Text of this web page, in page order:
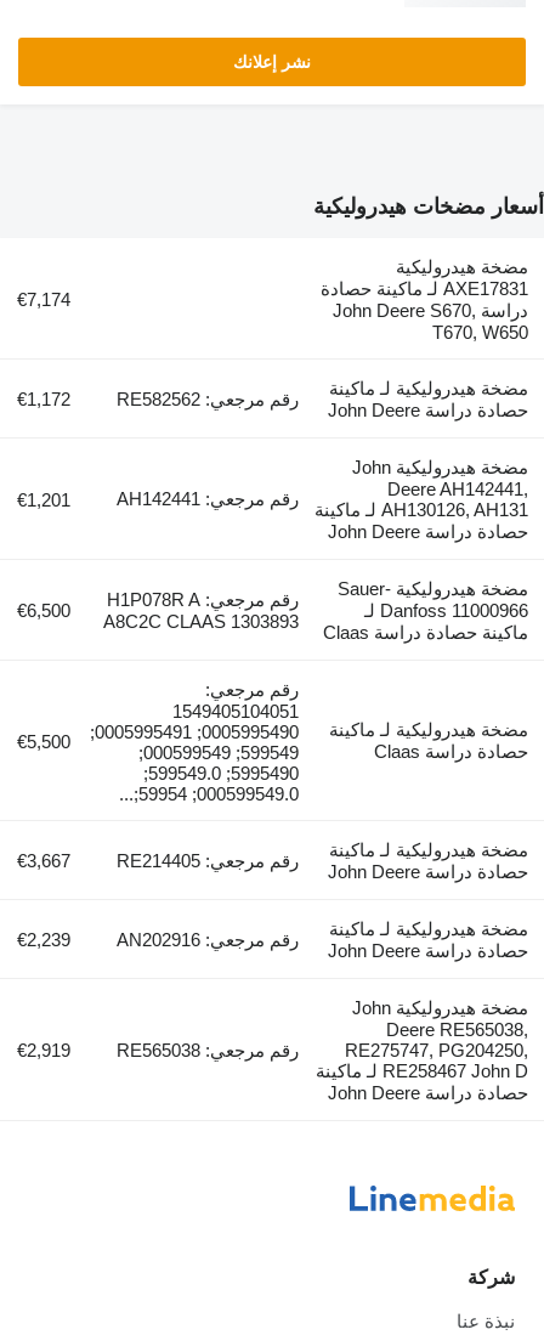
نشر إعلانك
أسعار مضخات هيدروليكية
مضخة هيدروليكية
AXE17831 لـ ماكينة حصادة
دراسة John Deere S670,
T670, W650
€7,174
مضخة هيدروليكية لـ ماكينة
حصادة دراسة John Deere
رقم مرجعي: RE582562 €1,172
مضخة هيدروليكية John
Deere AH142441,
AH130126, AH131 لـ ماكينة
حصادة دراسة John Deere
رقم مرجعي: AH142441 €1,201
مضخة هيدروليكية Sauer-
Danfoss 11000966 لـ
ماكينة حصادة دراسة Claas
رقم مرجعي: H1P078R A
A8C2C CLAAS 1303893
€6,500
مضخة هيدروليكية لـ ماكينة
حصادة دراسة Claas
رقم مرجعي:
1549405104051
0005995490; 0005995491;
599549; 000599549;
5995490; 599549.0;
000599549.0; 59954;...
€5,500
مضخة هيدروليكية لـ ماكينة
حصادة دراسة John Deere
رقم مرجعي: RE214405 €3,667
مضخة هيدروليكية لـ ماكينة
حصادة دراسة John Deere
رقم مرجعي: AN202916 €2,239
مضخة هيدروليكية John
Deere RE565038,
RE275747, PG204250,
RE258467 John D لـ ماكينة
حصادة دراسة John Deere
رقم مرجعي: RE565038 €2,919
شركة
نبذة عنا